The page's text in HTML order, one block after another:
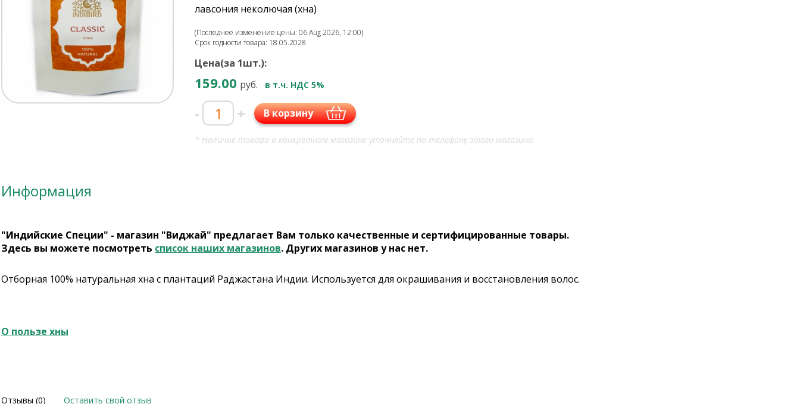
лавсония неколючая (хна)
(Последнее изменение цены: 06 Aug 2026, 12:00)
Срок годности товара: 18.05.2028
Цена(за 1шт.):
159.00 руб. в т.ч. НДС 5%
- + В корзину
* Наличие товара в конкретном магазине уточняйте по телефону этого магазина.
Информация
"Индийские Специи" - магазин "Виджай" предлагает Вам только качественные и сертифицированные товары.
Здесь вы можете посмотреть список наших магазинов. Других магазинов у нас нет.
Отборная 100% натуральная хна с плантаций Раджастана Индии. Используется для окрашивания и восстановления волос.
О пользе хны
Отзывы (0) Оставить свой отзыв